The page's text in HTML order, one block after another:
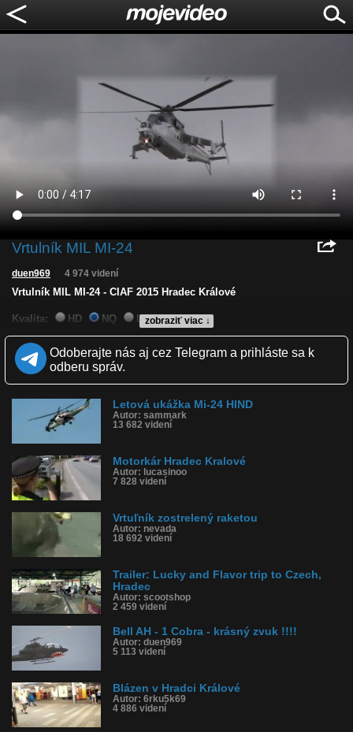
Vrtulník MIL MI-24
zobraziť viac ↓
duen969 4 974 videní
Vrtulník MIL MI-24 - CIAF 2015 Hradec Králové
Kvalita: HD NQ
LQ
Zverejnené: 23.9.2015 12:50
Páči sa: 63% (8 hlasov)
Obľúbené: 0
Komentárov: 6
Dľžka: 4:17
Tagy: mi-24, vrtulník, mil, hradec králové, letecký den, czech, let,
rychlost, akrobacie, 2015, ciaf
História sledovanosti videa:
Odoberajte nás aj cez Telegram a prihláste sa k
odberu správ.
Letová ukážka Mi-24 HIND
Autor: sammark
13 682 videní
Motorkár Hradec Kralové
Autor: lucasinoo
7 828 videní
Vrtuľník zostrelený raketou
Autor: nevada
18 692 videní
Trailer: Lucky and Flavor trip to Czech,
Hradec
Autor: scootshop
2 459 videní
Bell AH - 1 Cobra - krásný zvuk !!!!
Autor: duen969
5 113 videní
Blázen v Hradci Králové
Autor: 6rku5k69
4 886 videní